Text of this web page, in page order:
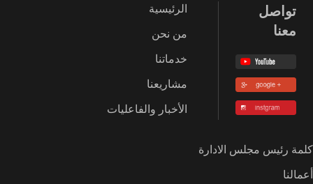
تواصل
معنا
الرئيسية
من نحن
خدماتنا
مشاريعنا
الأخبار والفاعليات
كلمة رئيس مجلس الادارة
أعمالنا